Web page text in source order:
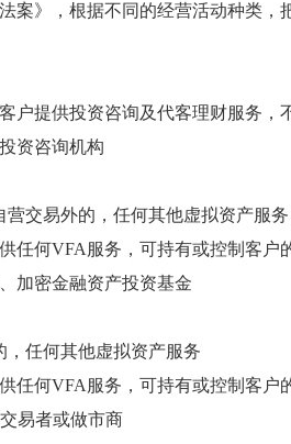
案》，根据不同的经营活动种类，
户提供投资咨询及代客理财服务，
资咨询机构
营交易外的，任何其他虚拟资产服务
任何VFA服务，可持有或控制客户
加密金融资产投资基金
，任何其他虚拟资产服务
任何VFA服务，可持有或控制客户
易者或做市商